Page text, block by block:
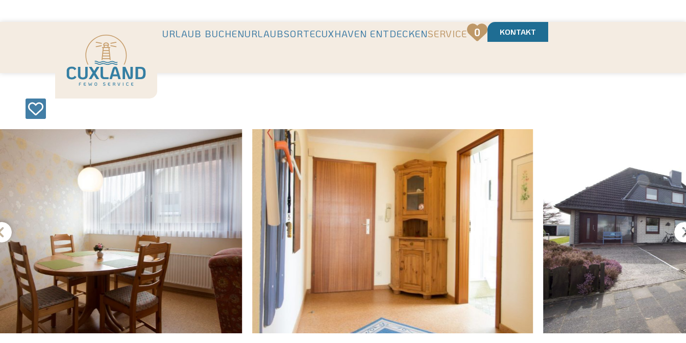
URLAUB BUCHENURLAUBSORTECUXHAVEN ENTDECKENSERVICE 0 KONTAKT